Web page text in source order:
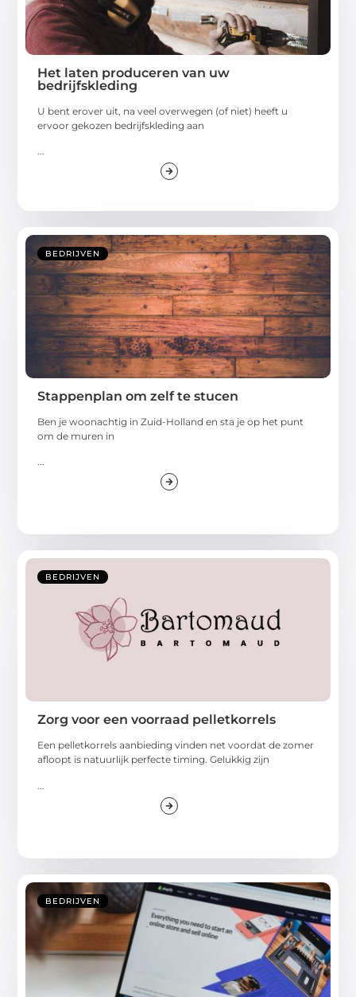
Het laten produceren van uw
bedrijfskleding
U bent erover uit, na veel overwegen (of niet) heeft u
ervoor gekozen bedrijfskleding aan
BEDRIJVEN
Stappenplan om zelf te stucen
Ben je woonachtig in Zuid-Holland en sta je op het punt
om de muren in
...
BEDRIJVEN
Zorg voor een voorraad pelletkorrels
Een pelletkorrels aanbieding vinden net voordat de zomer
afloopt is natuurlijk perfecte timing. Gelukkig zijn
BEDRIJVEN